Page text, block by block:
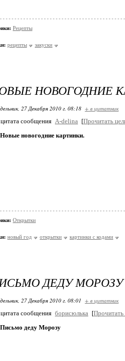
Рецепты
рецепты закуски
НОВОГОДНИЕ
27 Декабря 2010 г. 08:18 + в цитатник
сообщения A-delina [Прочитать
Новые новогодние картинки.
Открытки
новый год открытки картинки с кодами
ДЕДУ МОРОЗУ
27 Декабря 2010 г. 08:01 + в цитатник
сообщения борисюлька [Прочитать
Письмо деду Морозу